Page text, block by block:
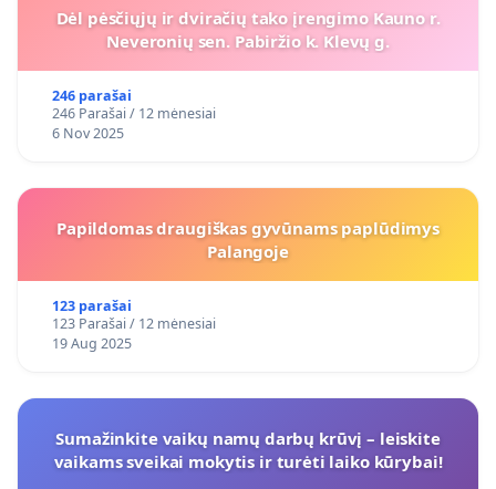
Dėl pėsčiųjų ir dviračių tako įrengimo Kauno r.
Neveronių sen. Pabiržio k. Klevų g.
246 parašai
246 Parašai / 12 mėnesiai
6 Nov 2025
Papildomas draugiškas gyvūnams paplūdimys
Palangoje
123 parašai
123 Parašai / 12 mėnesiai
19 Aug 2025
Sumažinkite vaikų namų darbų krūvį – leiskite
vaikams sveikai mokytis ir turėti laiko kūrybai!